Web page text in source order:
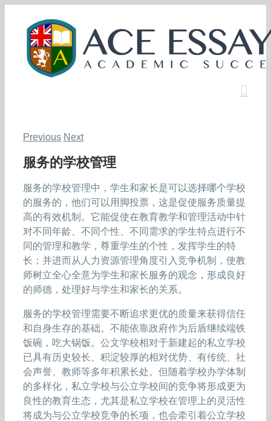
content
Previous Next
服务的学校管理
服务的学校管理中，学生和家长是可以选择哪个学校
的服务的，他们可以用脚投票，这是促使服务质量提
高的有效机制。它能促使在教育教学和管理活动中针
对不同年龄、不同个性、不同需求的学生特点进行不
同的管理和教学，尊重学生的个性，发挥学生的特
长；并进而从人力资源管理角度引入竞争机制，使教
师树立全心全意为学生和家长服务的观念，形成良好
的师德，处理好与学生和家长的关系。
服务的学校管理需要不断追求更优的质量来获得信任
和自身生存的基础。不能依靠政府作为后盾继续端铁
饭碗，吃大锅饭。公文学校相对于新建起的私立学校
已具有历史较长、积淀较厚的相对优势、有传统、社
会声誉、教师等多年积累长处。但随着学校办学体制
的多样化，私立学校与公立学校间的竞争将形成更为
良性的教育生态，尤其是私立学校在管理上的灵活性
将成为与公立学校竞争的长项，也会牵引着公立学校